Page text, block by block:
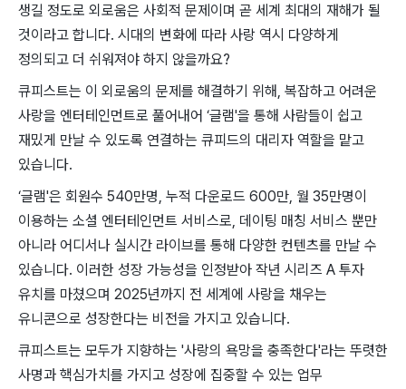
생길 정도로 외로움은 사회적 문제이며 곧 세계 최대의 재해가 될
것이라고 합니다. 시대의 변화에 따라 사랑 역시 다양하게
정의되고 더 쉬워져야 하지 않을까요?
큐피스트는 이 외로움의 문제를 해결하기 위해, 복잡하고 어려운
사랑을 엔터테인먼트로 풀어내어 ‘글램'을 통해 사람들이 쉽고
재밌게 만날 수 있도록 연결하는 큐피드의 대리자 역할을 맡고
있습니다.
‘글램'은 회원수 540만명, 누적 다운로드 600만, 월 35만명이
이용하는 소셜 엔터테인먼트 서비스로, 데이팅 매칭 서비스 뿐만
아니라 어디서나 실시간 라이브를 통해 다양한 컨텐츠를 만날 수
있습니다. 이러한 성장 가능성을 인정받아 작년 시리즈 A 투자
유치를 마쳤으며 2025년까지 전 세계에 사랑을 채우는
유니콘으로 성장한다는 비전을 가지고 있습니다.
큐피스트는 모두가 지향하는 '사랑의 욕망을 충족한다'라는 뚜렷한
사명과 핵심가치를 가지고 성장에 집중할 수 있는 업무